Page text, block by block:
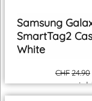
Samsung
SmartTag2
White
CHF24.90
zzgl.